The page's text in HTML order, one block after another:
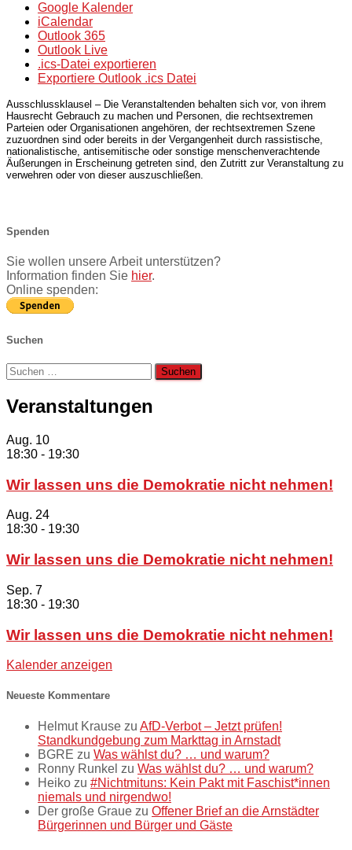
Google Kalender
iCalendar
Outlook 365
Outlook Live
.ics-Datei exportieren
Exportiere Outlook .ics Datei
Ausschlussklausel – Die Veranstaltenden behalten sich vor, von ihrem
Hausrecht Gebrauch zu machen und Personen, die rechtsextremen
Parteien oder Organisationen angehören, der rechtsextremen Szene
zuzuordnen sind oder bereits in der Vergangenheit durch rassistische,
nationalistische, antisemitische oder sonstige menschenverachtende
Äußerungen in Erscheinung getreten sind, den Zutritt zur Veranstaltung zu
verwehren oder von dieser auszuschließen.
Spenden
Sie wollen unsere Arbeit unterstützen?
Information finden Sie hier.
Online spenden:
Suchen
Suchen
nach:
Veranstaltungen
Aug. 10
18:30 - 19:30
Wir lassen uns die Demokratie nicht nehmen!
Aug. 24
18:30 - 19:30
Wir lassen uns die Demokratie nicht nehmen!
Sep. 7
18:30 - 19:30
Wir lassen uns die Demokratie nicht nehmen!
Kalender anzeigen
Neueste Kommentare
Helmut Krause zu AfD-Verbot – Jetzt prüfen!
Standkundgebung zum Markttag in Arnstadt
BGRE zu Was wählst du? … und warum?
Ronny Runkel zu Was wählst du? … und warum?
Heiko zu #Nichtmituns: Kein Pakt mit Faschist*innen
niemals und nirgendwo!
Der große Graue zu Offener Brief an die Arnstädter
Bürgerinnen und Bürger und Gäste